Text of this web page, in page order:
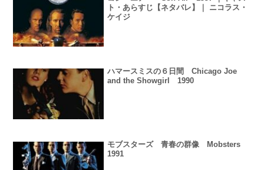
ト・あらすじ【ネタバレ】｜ ニコラス・
ケイジ
ハマースミスの６日間 Chicago Joe
and the Showgirl 1990
モブスターズ 青春の群像 Mobsters
1991